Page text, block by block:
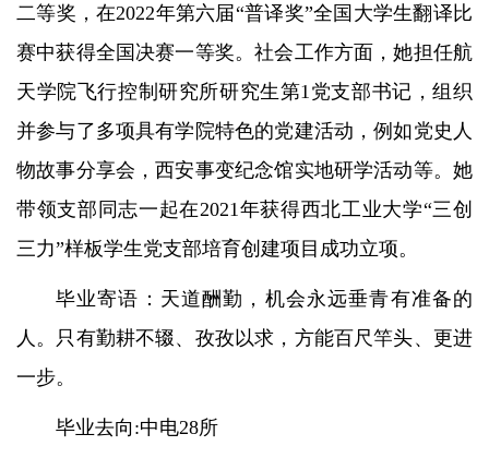
二等奖，在2022年第六届“普译奖”全国大学生翻译比
赛中获得全国决赛一等奖。社会工作方面，她担任航
天学院飞行控制研究所研究生第1党支部书记，组织
并参与了多项具有学院特色的党建活动，例如党史人
物故事分享会，西安事变纪念馆实地研学活动等。她
带领支部同志一起在2021年获得西北工业大学“三创
三力”样板学生党支部培育创建项目成功立项。
毕业寄语：天道酬勤，机会永远垂青有准备的
人。只有勤耕不辍、孜孜以求，方能百尺竿头、更进
一步。
毕业去向:中电28所